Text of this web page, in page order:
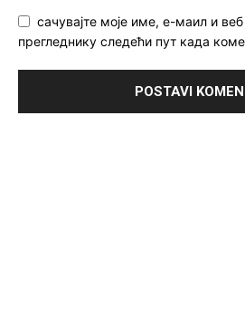
сачувајте моје име, е-маил и веб
прегледнику следећи пут када